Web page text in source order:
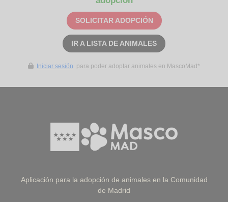
SOLICITAR ADOPCIÓN
IR A LISTA DE ANIMALES
Iniciar sesión para poder adoptar animales en MascoMad*
Aplicación para la adopción de animales en la Comunidad
de Madrid